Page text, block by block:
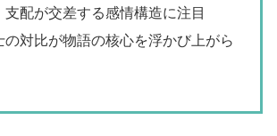
支配が交差する感情構造に注目
の対比が物語の核心を浮かび上がら